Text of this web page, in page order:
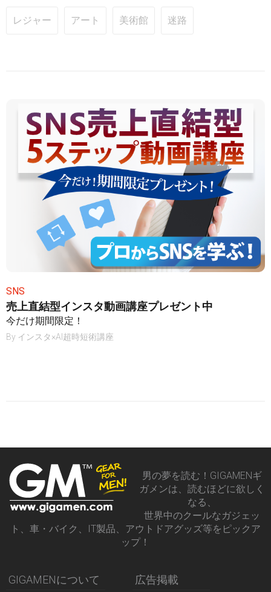
レジャー アート 美術館 迷路
SNS
売上直結型インスタ動画講座プレゼント中
今だけ期間限定！
By インスタ×AI超時短術講座
男の夢を読む！GIGAMENギ
ガメンは、読むほどに欲しく
なる、
世界中のクールなガジェッ
ト、車・バイク、IT製品、アウトドアグッズ等をピックア
ップ！
GIGAMENについて 広告掲載